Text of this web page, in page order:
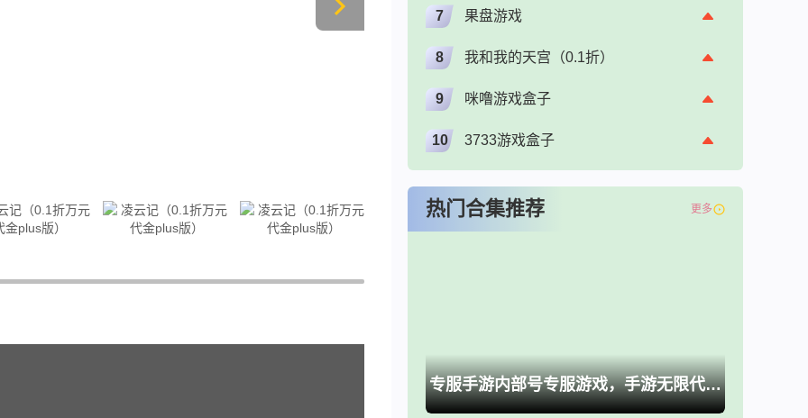
7 果盘游戏
8 我和我的天宫（0.1折）
9 咪噜游戏盒子
10 3733游戏盒子
热门合集推荐 更多
专服手游内部号专服游戏，手游无限代金卷、买断游戏